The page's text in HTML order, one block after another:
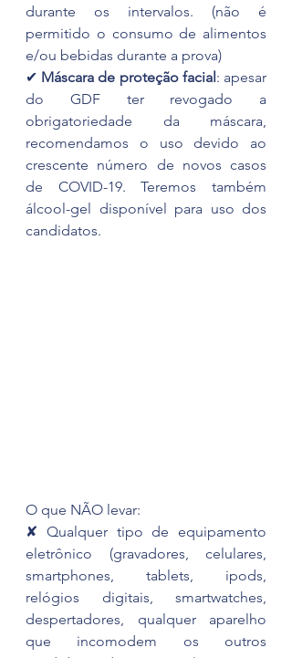
durante os intervalos. (não é
permitido o consumo de alimentos
e/ou bebidas durante a prova)
✔ Máscara de proteção facial: apesar
do GDF ter revogado a
obrigatoriedade da máscara,
recomendamos o uso devido ao
crescente número de novos casos
de COVID-19. Teremos também
álcool-gel disponível para uso dos
candidatos.
O que NÃO levar:
✘ Qualquer tipo de equipamento
eletrônico (gravadores, celulares,
smartphones, tablets, ipods,
relógios digitais, smartwatches,
despertadores, qualquer aparelho
que incomodem os outros